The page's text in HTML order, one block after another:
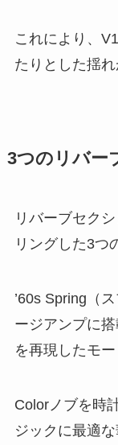
これにより、
たりとした揺
3つのリバー
リバーブセク
リングした3つ
’60s Spring（
ージアンプに
を再現したモー
Colorノブを時
ジックに最適